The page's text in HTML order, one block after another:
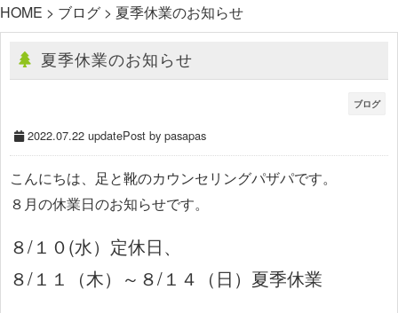
HOME > ブログ > 夏季休業のお知らせ
夏季休業のお知らせ
ブログ
2022.07.22 updatePost by pasapas
こんにちは、足と靴のカウンセリングパザパです。
８月の休業日のお知らせです。
８/１０(水）定休日、
８/１１（木）～８/１４（日）夏季休業